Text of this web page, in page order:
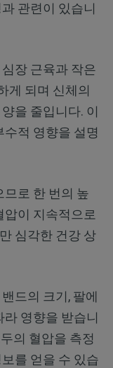
관련이 있습니
장 근육과 작은
게 되며 신체의
을 줄입니다. 이
적 영향을 설명
므로 한 번의 높
압이 지속적으로
심각한 건강 상
드의 크기, 팔에
영향을 받습니
의 혈압을 측정
를 얻을 수 있습